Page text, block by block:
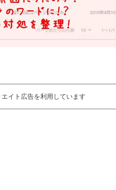
イト広告を利用しています